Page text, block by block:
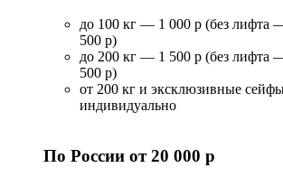
до 100 кг — 1 000 р (без лифта
500 р)
до 200 кг — 1 500 р (без лифта
500 р)
от 200 кг и эксклюзивные
индивидуально
По России от 20 000 р